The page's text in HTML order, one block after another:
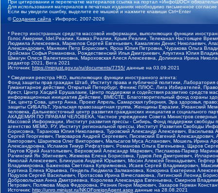
При цитировании и перепечатке материалов ссылка на портал «ИнфоШОС»
Для использования материалов в печатных изданиях необходимо письменное
Если вы увидели ошибку, выделите ее мышкой и нажмите клавиши Ctrl+Enter
©Создание сайта - Инфорос, 2007-2026
* Реестр иностранных средств массовой информации, выполняющих функции
Голос Америки, Idel.Реалии, Кавказ.Реалии, Крым.Реалии, Телеканал Настоящее
Людмила Алексеевна, Маркелов Сергей Евгеньевич, Камалягин Денис Николаевич,
Александрович, Маняхин Петр Борисович, Ярош Юлия Петровна, Чуракова Ольга
Гройсман Софья Романовна, Рождественский Илья Дмитриевич, Апухтина Юлия
Шмагун Олеся Валентиновна, Мароховская Алеся Алексеевна, Долинина Ирина
редактор 2021, Вега 2021
Источник: https://minjust.gov.ru/ru/documents/7755/ данные на 03.09.2021
* Сведения реестра НКО, выполняющих функции иностранного агента:
Фонд защиты прав граждан Штаб, Институт права и публичной политики,
Гуманитарное действие, Открытый Петербург, Феникс ПЛЮС, Лига Избирателей,
Крест, Центр Хасдей Ерушалаим, Центр поддержки и содействия развитию средств
информационных инициатив Действие, ВМЕСТЕ, Благотворительный фонд охраны
Так, центр Сова, центр Анна, Проект Апрель, Самарская губерния, Эра здоровья,
защиты СИБАЛЬТ, Уральская правозащитная группа, Женщины Евразии, Рязанский
человека, Дальневосточный центр развития гражданских инициатив и социального
АКАДЕМИЯ ПО ПРАВАМ ЧЕЛОВЕКА, Частное учреждение Совета Министров северных
Массовой Информации, Институт развития прессы - Сибирь, Фонд поддержки
агентство МЕМО. РУ, Институт региональной прессы, Институт Развития Свободы
Борисовна, Таранова Юлия Николаевна, Туровский Александр Алексеевич,
Сергей Георгиевич, Пивоваров Андрей Сергеевич, Писемский Евгений
Викторович, Шарипков Олег Викторович, Мальсагов Муса Асланович, Мошель Ирина
Александровна, Исламов Тимур Рифгатович, Романова Ольга Евгеньевна, Щаров
Паутов Юрий Анатольевич, Верховский Александр Маркович, Пислакова-Паркер
Рачинский Ян Збигневич, Жемкова Елена Борисовна, Гудков Лев Дмитриевич,
Николай Алексеевич, Блинушов Андрей Юрьевич, Мосин Алексей Геннадьевич,
Владимировна, Баженова Светлана Куприяновна, Исаев Сергей Владимирович,
Буртина Елена Юрьевна, Гендель Людмила Залмановна, Кокорина Екатерина
Подузов Сергей Васильевич, Протасова Ирина Вячеславовна, Литинский Леонид
Добровольская Анна Дмитриевна, Королева Александра Евгеньевна, Смирнов
Петрович, Полякова Мара Федоровна, Резник Генри Маркович, Захаров Герман
Источник: http://unro.minjust.ru/NKOForeignAgent.aspx данные на 28.08.2021